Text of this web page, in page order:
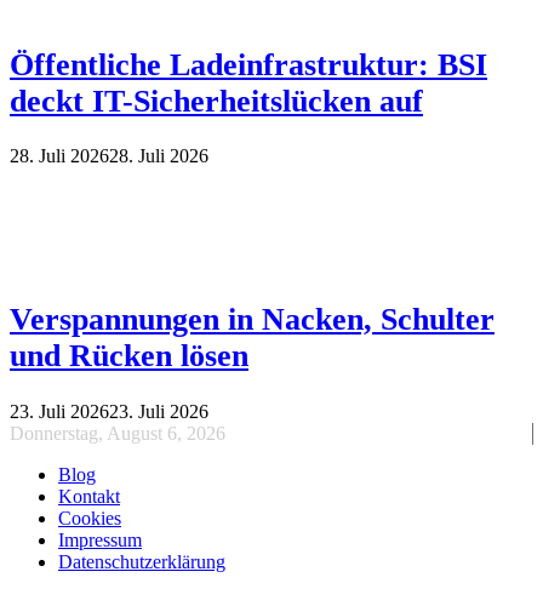
Öffentliche Ladeinfrastruktur: BSI
deckt IT-Sicherheitslücken auf
28. Juli 202628. Juli 2026
Verspannungen in Nacken, Schulter
und Rücken lösen
23. Juli 202623. Juli 2026
Donnerstag, August 6, 2026
Blog
Kontakt
Cookies
Impressum
Datenschutzerklärung